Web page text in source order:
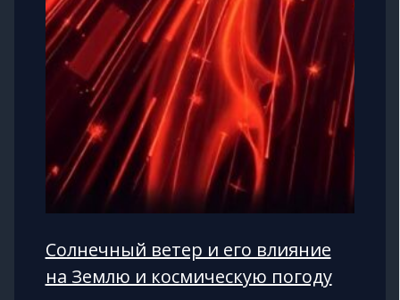
Солнечный ветер и его влияние
на Землю и космическую погоду